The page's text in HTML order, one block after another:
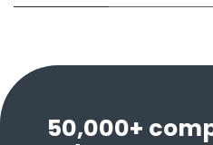
50,000+